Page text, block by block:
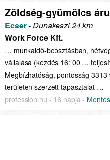
Zöldség-gyümölcs
Ecser- Dunakeszi 24 km
Work Force Kft.
… munkaidő-beosztásban,
vállalása (kezdés 16: 00 …
Megbízhatóság, pontosság 3313
területen szerzett tapasztalat …
profession.hu - 16 napja - Mentés